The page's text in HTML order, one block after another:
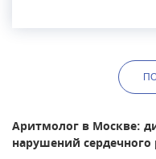
Аритмолог в Москве:
нарушений